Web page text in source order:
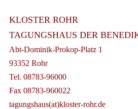
KLOSTER ROHR
TAGUNGSHAUS DER
Abt-Dominik-Prokop-Platz 1
93352 Rohr
Tel. 08783-96000
Fax 08783-960022
tagungshaus(at)kloster-rohr.de